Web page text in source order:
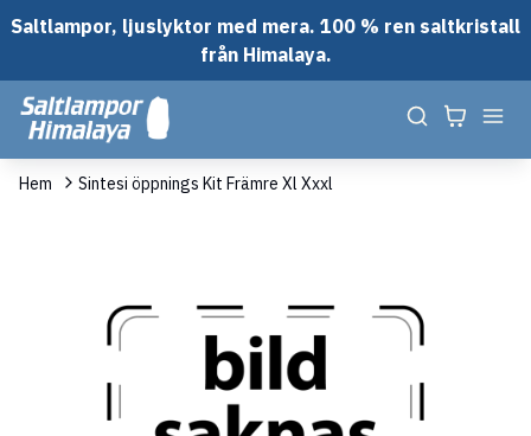
Saltlampor, ljuslyktor med mera. 100 % ren saltkristall
från Himalaya.
Hem Sintesi öppnings Kit Främre Xl Xxxl